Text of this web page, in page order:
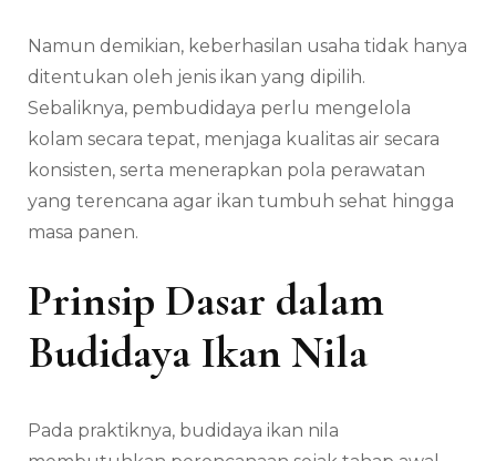
Namun demikian, keberhasilan usaha tidak hanya
ditentukan oleh jenis ikan yang dipilih.
Sebaliknya, pembudidaya perlu mengelola
kolam secara tepat, menjaga kualitas air secara
konsisten, serta menerapkan pola perawatan
yang terencana agar ikan tumbuh sehat hingga
masa panen.
Prinsip Dasar dalam
Budidaya Ikan Nila
Pada praktiknya, budidaya ikan nila